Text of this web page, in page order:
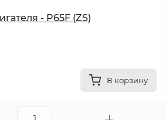
- P65F (ZS)
В корзину